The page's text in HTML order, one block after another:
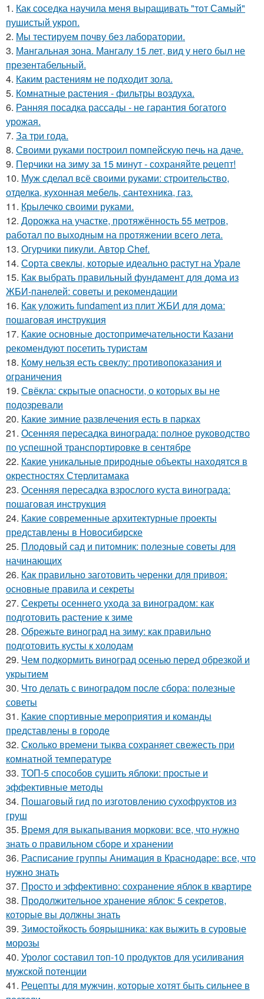
1. Как соседка научила меня выращивать "тот Самый"
пушистый укроп.
2. Мы тестируем почву без лаборатории.
3. Мангальная зона. Мангалу 15 лет, вид у него был не
презентабельный.
4. Каким растениям не подходит зола.
5. Комнатные растения - фильтры воздуха.
6. Ранняя посадка рассады - не гарантия богатого
урожая.
7. За три года.
8. Своими руками построил помпейскую печь на даче.
9. Перчики на зиму за 15 минут - сохраняйте рецепт!
10. Муж сделал всё своими руками: строительство,
отделка, кухонная мебель, сантехника, газ.
11. Крылечко своими руками.
12. Дорожка на участке, протяжённость 55 метров,
работал по выходным на протяжении всего лета.
13. Огурчики пикули. Автор Chef.
14. Сорта свеклы, которые идеально растут на Урале
15. Как выбрать правильный фундамент для дома из
ЖБИ-панелей: советы и рекомендации
16. Как уложить fundament из плит ЖБИ для дома:
пошаговая инструкция
17. Какие основные достопримечательности Казани
рекомендуют посетить туристам
18. Кому нельзя есть свеклу: противопоказания и
ограничения
19. Свёкла: скрытые опасности, о которых вы не
подозревали
20. Какие зимние развлечения есть в парках
21. Осенняя пересадка винограда: полное руководство
по успешной транспортировке в сентябре
22. Какие уникальные природные объекты находятся в
окрестностях Стерлитамака
23. Осенняя пересадка взрослого куста винограда:
пошаговая инструкция
24. Какие современные архитектурные проекты
представлены в Новосибирске
25. Плодовый сад и питомник: полезные советы для
начинающих
26. Как правильно заготовить черенки для привоя:
основные правила и секреты
27. Секреты осеннего ухода за виноградом: как
подготовить растение к зиме
28. Обрежьте виноград на зиму: как правильно
подготовить кусты к холодам
29. Чем подкормить виноград осенью перед обрезкой и
укрытием
30. Что делать с виноградом после сбора: полезные
советы
31. Какие спортивные мероприятия и команды
представлены в городе
32. Сколько времени тыква сохраняет свежесть при
комнатной температуре
33. ТОП-5 способов сушить яблоки: простые и
эффективные методы
34. Пошаговый гид по изготовлению сухофруктов из
груш
35. Время для выкапывания моркови: все, что нужно
знать о правильном сборе и хранении
36. Расписание группы Анимация в Краснодаре: все, что
нужно знать
37. Просто и эффективно: сохранение яблок в квартире
38. Продолжительное хранение яблок: 5 секретов,
которые вы должны знать
39. Зимостойкость боярышника: как выжить в суровые
морозы
40. Уролог составил топ-10 продуктов для усиливания
мужской потенции
41. Рецепты для мужчин, которые хотят быть сильнее в